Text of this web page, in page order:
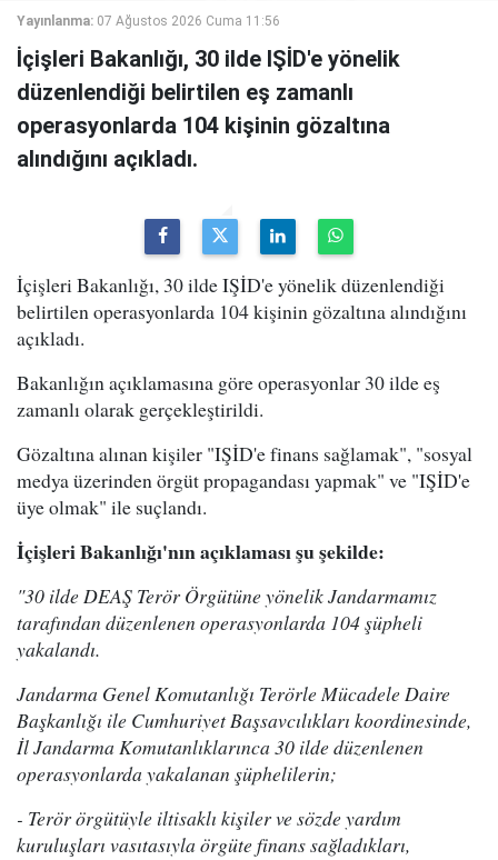
Yayınlanma: 07 Ağustos 2026 Cuma 11:56
İçişleri Bakanlığı, 30 ilde IŞİD'e yönelik
düzenlendiği belirtilen eş zamanlı
operasyonlarda 104 kişinin gözaltına
alındığını açıkladı.
İçişleri Bakanlığı, 30 ilde IŞİD'e yönelik düzenlendiği
belirtilen operasyonlarda 104 kişinin gözaltına alındığını
açıkladı.
Bakanlığın açıklamasına göre operasyonlar 30 ilde eş
zamanlı olarak gerçekleştirildi.
Gözaltına alınan kişiler "IŞİD'e finans sağlamak", "sosyal
medya üzerinden örgüt propagandası yapmak" ve "IŞİD'e
üye olmak" ile suçlandı.
İçişleri Bakanlığı'nın açıklaması şu şekilde:
"30 ilde DEAŞ Terör Örgütüne yönelik Jandarmamız
tarafından düzenlenen operasyonlarda 104 şüpheli
yakalandı.
Jandarma Genel Komutanlığı Terörle Mücadele Daire
Başkanlığı ile Cumhuriyet Başsavcılıkları koordinesinde,
İl Jandarma Komutanlıklarınca 30 ilde düzenlenen
operasyonlarda yakalanan şüphelilerin;
- Terör örgütüyle iltisaklı kişiler ve sözde yardım
kuruluşları vasıtasıyla örgüte finans sağladıkları,